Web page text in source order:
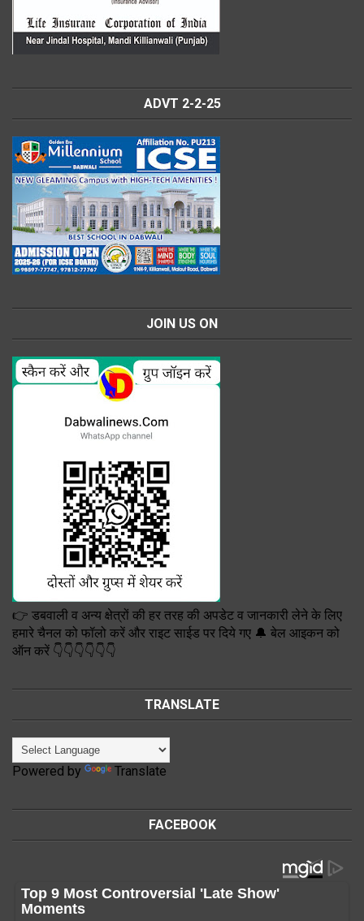
ADVT 2-2-25
JOIN US ON
👉 डबवाली व अन्य क्षेत्रों की हर तरह की अपडेट व जानकारी लेने के लिए
हमारे चैनल को फॉलो करें और राइट साईड पर दिये गए 🔔 बेल आइकन को
ऑन करें 👇👇👇👇👇👇
TRANSLATE
Powered by Translate
FACEBOOK